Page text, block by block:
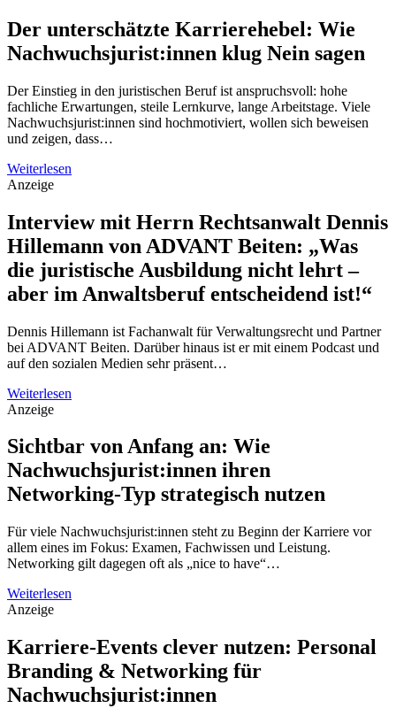
Der unterschätzte Karrierehebel: Wie
Nachwuchsjurist:innen klug Nein sagen
Der Einstieg in den juristischen Beruf ist anspruchsvoll: hohe
fachliche Erwartungen, steile Lernkurve, lange Arbeitstage. Viele
Nachwuchsjurist:innen sind hochmotiviert, wollen sich beweisen
und zeigen, dass…
Weiterlesen
Anzeige
Interview mit Herrn Rechtsanwalt Dennis
Hillemann von ADVANT Beiten: „Was
die juristische Ausbildung nicht lehrt –
aber im Anwaltsberuf entscheidend ist!“
Dennis Hillemann ist Fachanwalt für Verwaltungsrecht und Partner
bei ADVANT Beiten. Darüber hinaus ist er mit einem Podcast und
auf den sozialen Medien sehr präsent…
Weiterlesen
Anzeige
Sichtbar von Anfang an: Wie
Nachwuchsjurist:innen ihren
Networking-Typ strategisch nutzen
Für viele Nachwuchsjurist:innen steht zu Beginn der Karriere vor
allem eines im Fokus: Examen, Fachwissen und Leistung.
Networking gilt dagegen oft als „nice to have“…
Weiterlesen
Anzeige
Karriere-Events clever nutzen: Personal
Branding & Networking für
Nachwuchsjurist:innen